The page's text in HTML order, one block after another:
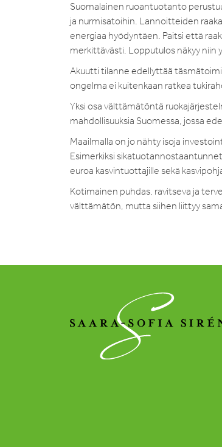
Suomalainen ruoantuotanto
ja nurmisatoihin. Lannoitteiden
energiaa hyödyntäen. Paitsi että
merkittävästi. Lopputulos näkyy niin
Akuutti tilanne edellyttää
ongelma ei kuitenkaan ratkea
Yksi osa välttämätöntä
mahdollisuuksia Suomessa, jossa
Maailmalla on jo nähty isoja
Esimerkiksi
euroa kasvintuottajille sekä
Kotimainen puhdas, ravitseva ja
välttämätön, mutta siihen liittyy